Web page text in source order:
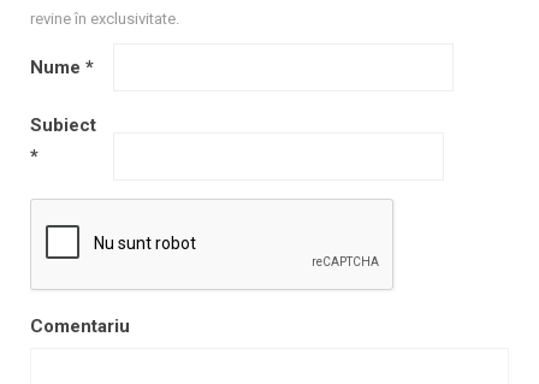
revine în exclusivitate.
Nume *
Subiect
*
Comentariu